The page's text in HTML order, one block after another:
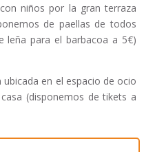
niños por la gran terraza
de paellas de todos
leña para el barbacoa a 5€)
en el espacio de ocio
(disponemos de tikets a